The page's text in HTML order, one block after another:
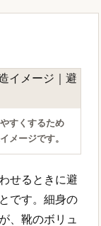
すくするため
メージです。
せるときに避
です。細身の
、靴のボリュ